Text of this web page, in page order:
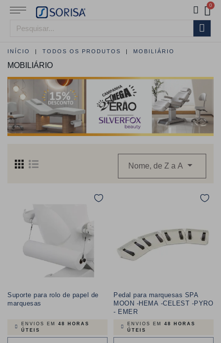
INÍCIO TODOS OS PRODUTOS MOBILIÁRIO
MOBILIÁRIO
Nome, de Z a A 
Suporte para rolo de papel de
marquesas
ENVIOS EM 48 HORAS
ÚTEIS
Pedal para marquesas SPA
MOON -HEMA -CELEST -PYRO
- EMER
ENVIOS EM 48 HORAS
ÚTEIS